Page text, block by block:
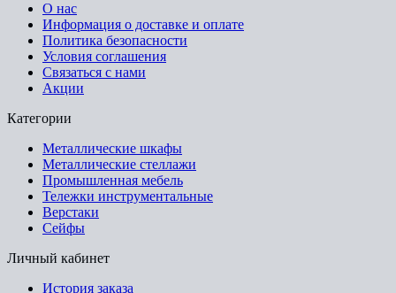
О нас
Информация о доставке и оплате
Политика безопасности
Условия соглашения
Связаться с нами
Акции
Категории
Металлические шкафы
Металлические стеллажи
Промышленная мебель
Тележки инструментальные
Верстаки
Сейфы
Личный кабинет
История заказа